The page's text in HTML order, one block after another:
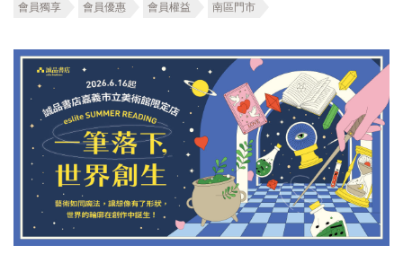
會員獨享 會員優惠 會員權益 南區門市